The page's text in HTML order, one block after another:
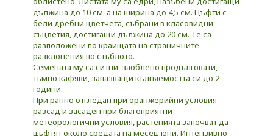
дължина до 10 см, а на ширина до 4,5 см. Цъфти с
бели дребни цветчета, събрани в класовидни
съцветия, достигащи дължина до 20 см. Те са
разположени по краищата на страничните
разклонения по стъблото.
Семената му са ситни, заоблено продълговати,
тъмно кафяви, запазващи кълняемостта си до 2
години.
При ранно отгледан при оранжерийни условия
разсад и засаден при благоприятни
метеорологични условия, растенията започват да
цъфтят около средата на месец юни. Интензивно